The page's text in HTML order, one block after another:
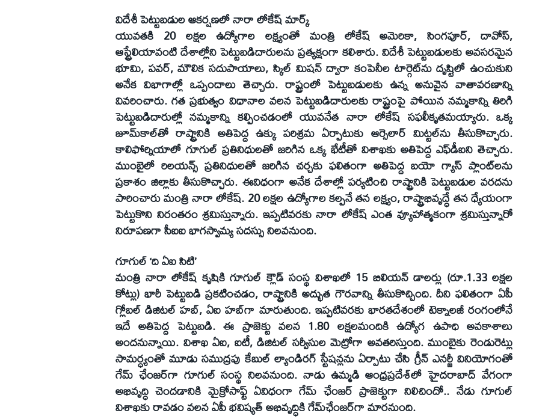
విదేశీ పెట్టుబడుల ఆకర్షణలో నారా లోకేష్‌ మార్క్‌
యువతకి 20 లక్షల ఉద్యోగాల లక్ష్యంతో మంత్రి లోకేష్‌ అమెరికా, సింగపూర్‌, దావోస్‌,
ఆస్ట్రేలియావంటి దేశాల్లోని పెట్టుబడిదారులను ప్రత్యక్షంగా కలిశారు. విదేశీ పెట్టుబడులకు అవసరమైన
భూమి, పవర్‌, మౌలిక సదుపాయాలు, స్కిల్‌ మిషన్‌ ద్వారా కంపెనీల టార్గెట్‌ను దృష్టిలో ఉంచుకుని
అనేక విభాగాల్లో ఒప్పందాలు తెచ్చారు. రాష్ట్రంలో పెట్టుబడులకు ఉన్న అనువైన వాతావరణాన్ని
వివరించారు. గత ప్రభుత్వం విధానాల వలన పెట్టుబడిదారులకు రాష్ట్రంపై పోయిన నమ్మకాన్ని తిరిగి
పెట్టుబడిదారుల్లో నమ్మకాన్ని కల్పించడంలో యువనేత నారా లోకేష్‌ సఫలీకృతమయ్యారు. ఒక్క
జూమ్‌కాల్‌తో రాష్ట్రానికి అతిపెద్ద ఉక్కు పరిశ్రమ ఏర్పాటుకు ఆర్సెలార్‌ మిట్టల్‌ను తీసుకొచ్చారు.
కాలిఫోర్నియాలో గూగుల్‌ ప్రతినిధులతో జరిగిన ఒక్క భేటీతో విశాఖకు అతిపెద్ద ఎఫ్‌డీఐని తెచ్చారు.
ముంబైలో రిలయన్స్‌ ప్రతినిధులతో జరిగిన చర్చకు ఫలితంగా అతిపెద్ద బయో గ్యాస్‌ ప్లాంట్‌లను
ప్రకాశం జిల్లాకు తీసుకొచ్చారు. ఈవిధంగా అనేక దేశాల్లో పర్యటించి రాష్ట్రానికి పెట్టుబడుల వరదను
పారించారు మంత్రి నారా లోకేష్‌. 20 లక్షల ఉద్యోగాల కల్పనే తన లక్ష్యం, రాష్ట్రాభివృద్ధే తన ధ్యేయంగా
పెట్టుకొని నిరంతరం శ్రమిస్తున్నారు. ఇప్పటివరకు నారా లోకేష్‌ ఎంత వ్యూహాత్మకంగా శ్రమిస్తున్నారో
నిరూపణగా సీఐఐ భాగస్వామ్య సదస్సు నిలవనుంది.
గూగుల్‌ ‘ది ఏఐ సిటి’
మంత్రి నారా లోకేష్‌ కృషికి గూగుల్‌ క్లౌడ్‌ సంస్థ విశాఖలో 15 బిలియన్‌ డాలర్లు (రూ.1.33 లక్షల
కోట్లు) భారీ పెట్టుబడి ప్రకటించడం, రాష్ట్రానికి అద్భుత గౌరవాన్ని తీసుకొచ్చింది. దీని ఫలితంగా ఏపీ
గ్లోబల్‌ డిజిటల్‌ హబ్‌, ఏఐ హబ్‌గా మారుతుంది. ఇప్పటివరకు భారతదేశంలో టెక్నాలజీ రంగంలోనే
ఇదే అతిపెద్ద పెట్టుబడి. ఈ ప్రాజెక్టు వలన 1.80 లక్షలమందికి ఉద్యోగ ఉపాధి అవకాశాలు
అందనున్నాయి. విశాఖ ఏఐ, ఐటీ, డిజిటల్‌ సర్వీసుల మెట్రోగా అవతరిస్తుంది. ముంబైకు రెండురెట్లు
సామర్ధ్యంతో మూడు సముద్రపు కేబుల్‌ ల్యాండిరగ్‌ స్టేషన్లను ఏర్పాటు చేసి గ్రీన్‌ ఎనర్జీ వినియోగంతో
గేమ్‌ ఛేంజర్‌గా గూగుల్‌ సంస్థ నిలవనుంది. నాడు ఉమ్మడి ఆంధ్రప్రదేశ్‌లో హైదరాబాద్‌ వేగంగా
అభివృద్ధి చెందడానికి మైక్రోసాఫ్ట్‌ ఏవిధంగా గేమ్‌ ఛేంజర్‌ ప్రాజెక్టుగా నిలిచిందో.. నేడు గూగుల్‌
విశాఖకు రావడం వలన ఏపీ భవిష్యత్‌ అభివృద్ధికి గేమ్‌ఛేంజర్‌గా మారనుంది.